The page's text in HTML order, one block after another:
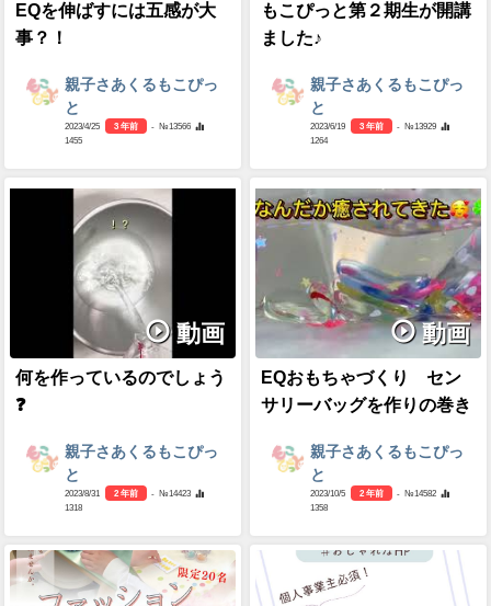
EQを伸ばすには五感が大
事？！
親子さあくるもこぴっ
と
2023/4/25 3 年前
- №13566
1455
もこぴっと第２期生が開講
ました♪
親子さあくるもこぴっ
と
2023/6/19 3 年前
- №13929
1264
動画
何を作っているのでしょう
❓
親子さあくるもこぴっ
と
2023/8/31 2 年前
- №14423
1318
動画
EQおもちゃづくり セン
サリーバッグを作りの巻き
親子さあくるもこぴっ
と
2023/10/5 2 年前
- №14582
1358